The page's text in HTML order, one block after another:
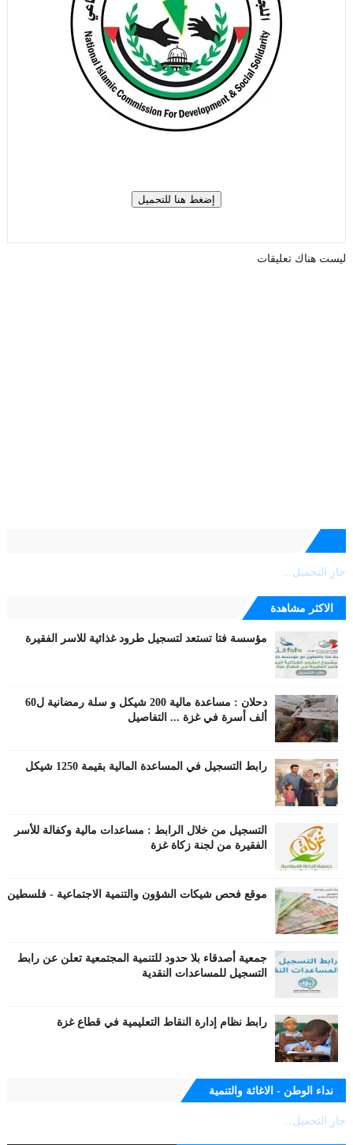
ليست هناك تعليقات
جارٍ التحميل...
الاكثر مشاهدة
مؤسسة فتا تستعد لتسجيل طرود غذائية للاسر الفقيرة
دحلان : مساعدة مالية 200 شيكل و سلة رمضانية ل60
ألف أسرة في غزة ... التفاصيل
رابط التسجيل في المساعدة المالية بقيمة 1250 شيكل
التسجيل من خلال الرابط : مساعدات مالية وكفالة للأسر
الفقيرة من لجنة زكاة غزة
موقع فحص شيكات الشؤون والتنمية الاجتماعية - فلسطين
جمعية أصدقاء بلا حدود للتنمية المجتمعية تعلن عن رابط
التسجيل للمساعدات النقدية
رابط نظام إدارة النقاط التعليمية في قطاع غزة
نداء الوطن - الاغاثة والتنمية
جارٍ التحميل...